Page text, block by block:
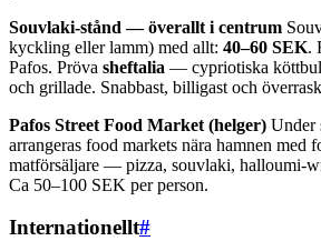
Souvlaki-stånd — överallt i centrum
kyckling eller lamm) med allt: 40–60 SEK.
Pafos. Pröva sheftalia — cypriotiska
och grillade. Snabbast, billigast och
Pafos Street Food Market (helger) Under
arrangeras food markets nära hamnen med
matförsäljare — pizza, souvlaki, halloumi-
Ca 50–100 SEK per person.
Internationellt#